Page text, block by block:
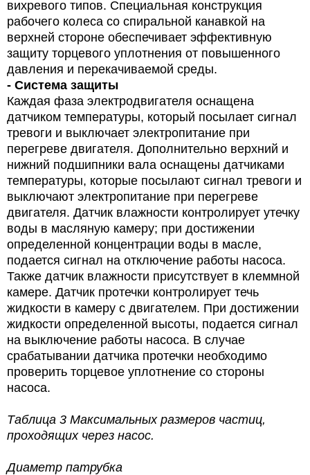
вихревого типов. Специальная конструкция
рабочего колеса со спиральной канавкой на
верхней стороне обеспечивает эффективную
защиту торцевого уплотнения от повышенного
давления и перекачиваемой среды.
- Система защиты
Каждая фаза электродвигателя оснащена
датчиком температуры, который посылает сигнал
тревоги и выключает электропитание при
перегреве двигателя. Дополнительно верхний и
нижний подшипники вала оснащены датчиками
температуры, которые посылают сигнал тревоги и
выключают электропитание при перегреве
двигателя. Датчик влажности контролирует утечку
воды в масляную камеру; при достижении
определенной концентрации воды в масле,
подается сигнал на отключение работы насоса.
Также датчик влажности присутствует в клеммной
камере. Датчик протечки контролирует течь
жидкости в камеру с двигателем. При достижении
жидкости определенной высоты, подается сигнал
на выключение работы насоса. В случае
срабатывании датчика протечки необходимо
проверить торцевое уплотнение со стороны
насоса.
Таблица 3 Максимальных размеров частиц,
проходящих через насос.
Диаметр патрубка